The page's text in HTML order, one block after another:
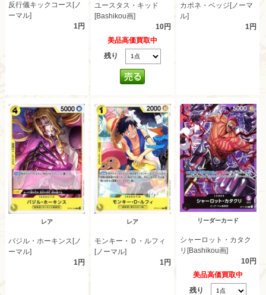
反行儀キックコース[ノ
ーマル]
1円
ユースタス・キッド
[Bashikou画]
10円
美品高価買取中
残り
カポネ・ベッジ[ノーマ
ル]
1円
レア
バジル・ホーキンス[ノ
ーマル]
1円
レア
モンキー・Ｄ・ルフィ
[ノーマル]
1円
リーダーカード
シャーロット・カタク
リ[Bashikou画]
10円
美品高価買取中
残り